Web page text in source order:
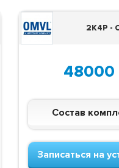
2K4P -
48000
Состав
Записаться на